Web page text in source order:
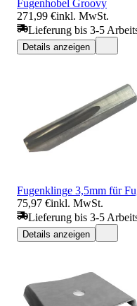
Fugenhobel Groovy
271,99 €inkl. MwSt.
Lieferung bis 3-5
Details anzeigen
Fugenklinge 3,5mm für
75,97 €inkl. MwSt.
Lieferung bis 3-5
Details anzeigen